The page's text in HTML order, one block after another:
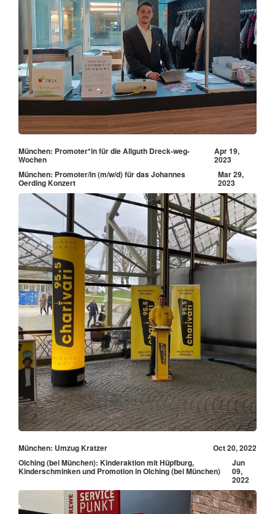
München: Promoter*in für die Allguth Dreck-weg-
Wochen
Apr 19,
2023
München: Promoter/in (m/w/d) für das Johannes
Oerding Konzert
Mar 29,
2023
München: Umzug Kratzer
Oct 20, 2022
Olching (bei München): Kinderaktion mit Hüpfburg,
Kinderschminken und Promotion in Olching (bei München)
Jun
09,
2022